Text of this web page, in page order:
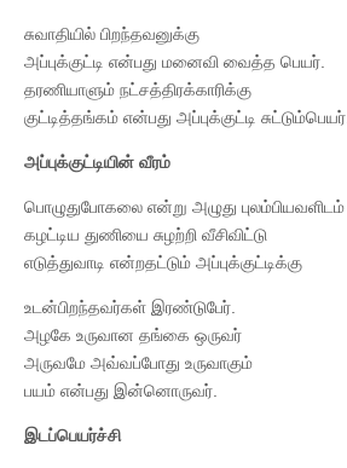
சுவாதியில் பிறந்தவனுக்கு
அப்புக்குட்டி என்பது மனைவி வைத்த பெயர்.
தரணியாளும் நட்சத்திரக்காரிக்கு
குட்டித்தங்கம் என்பது அப்புக்குட்டி சுட்டும்பெயர்.
அப்புக்குட்டியின் வீரம்
பொழுதுபோகலை என்று அழுது புலம்பியவளிடம்
கழட்டிய துணியை சுழற்றி வீசிவிட்டு
எடுத்துவாடி என்றதட்டும் அப்புக்குட்டிக்கு
உடன்பிறந்தவர்கள் இரண்டுபேர்.
அழகே உருவான தங்கை ஒருவர்
அருவமே அவ்வப்போது உருவாகும்
பயம் என்பது இன்னொருவர்.
இடப்பெயர்ச்சி